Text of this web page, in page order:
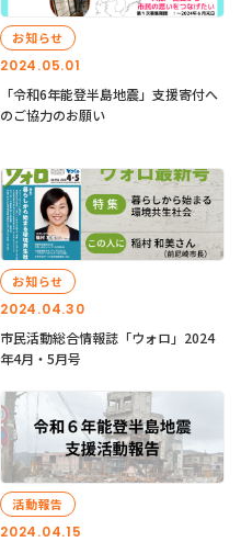
2024.05.01
お知らせ
「令和6年能登半島地震」支援寄付へ
のご協力のお願い
2024.04.30
お知らせ
市民活動総合情報誌「ウォロ」2024
年4月・5月号
2024.04.15
活動報告